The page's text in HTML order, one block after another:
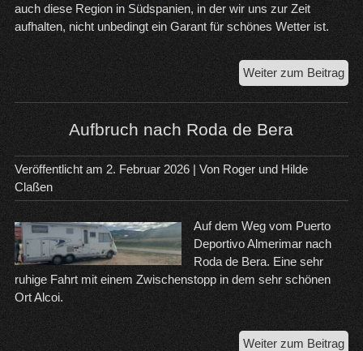
auch diese Region in Südspanien, in der wir uns zur Zeit
aufhalten, nicht unbedingt ein Garant für schönes Wetter ist.
Weiter zum Beitrag
Aufbruch nach Roda de Bera
Veröffentlicht am 2. Februar 2026| Von Roger und Hilde
Claßen
Auf dem Weg vom Puerto
Deportivo Almerimar nach
Roda de Bera. Eine sehr
ruhige Fahrt mit einem Zwischenstopp in dem sehr schönen
Ort Alcoi.
Weiter zum Beitrag